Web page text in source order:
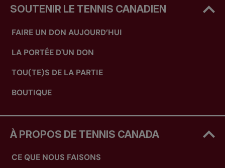
SOUTENIR LE TENNIS CANADIEN
FAIRE UN DON AUJOURD’HUI
LA PORTÉE D'UN DON
TOU(TE)S DE LA PARTIE
BOUTIQUE
À PROPOS DE TENNIS CANADA
CE QUE NOUS FAISONS